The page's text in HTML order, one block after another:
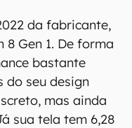
da fabricante,
Gen 1. De forma
bastante
do seu design
mas ainda
sua tela tem 6,28
variar entre
fabricante ou
o produto para
detalhadas e